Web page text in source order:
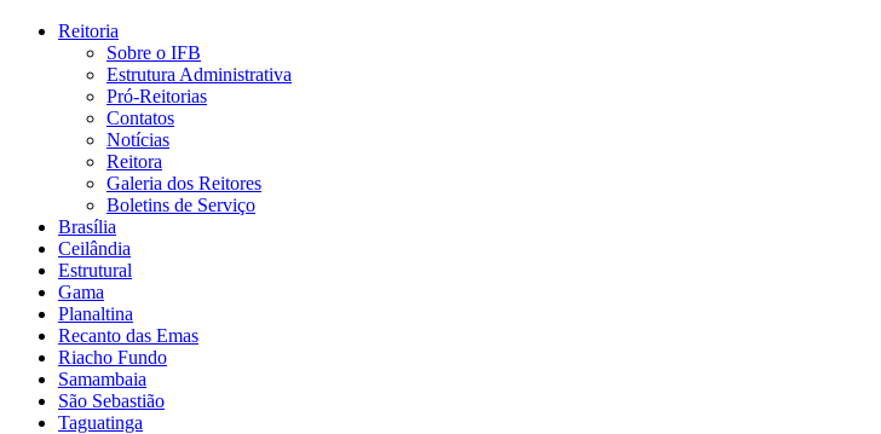
Reitoria
Sobre o IFB
Estrutura Administrativa
Pró-Reitorias
Contatos
Notícias
Reitora
Galeria dos Reitores
Boletins de Serviço
Brasília
Ceilândia
Estrutural
Gama
Planaltina
Recanto das Emas
Riacho Fundo
Samambaia
São Sebastião
Taguatinga